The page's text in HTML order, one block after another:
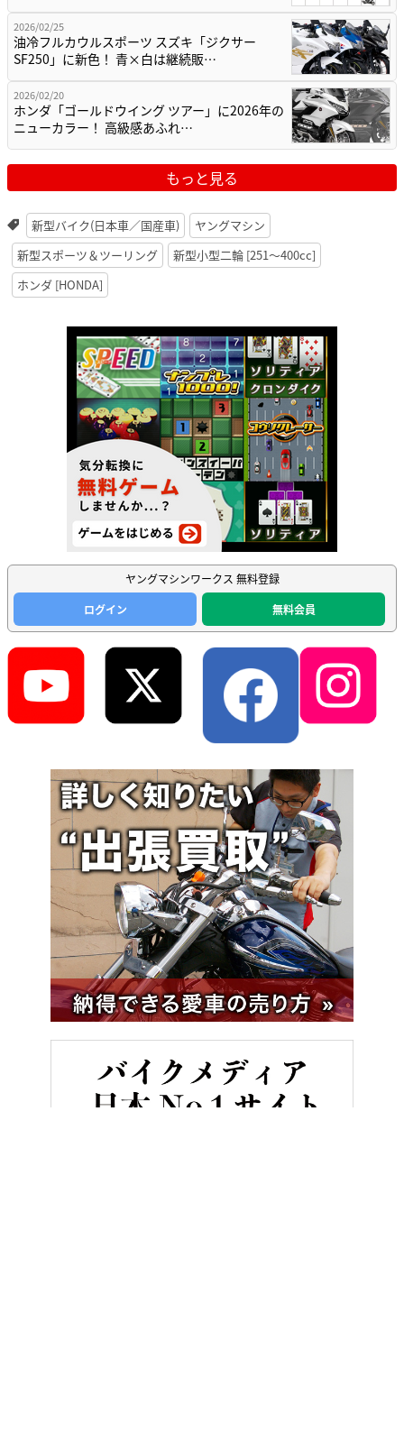
2026/02/25
油冷フルカウルスポーツ スズキ「ジクサー
SF250」に新色！ 青×白は継続販…
2026/02/20
ホンダ「ゴールドウイング ツアー」に2026年の
ニューカラー！ 高級感あふれ…
もっと見る
新型バイク(日本車／国産車)
ヤングマシン
新型スポーツ＆ツーリング
新型小型二輪 [251〜400cc]
ホンダ [HONDA]
ヤングマシンワークス 無料登録
ログイン
無料会員